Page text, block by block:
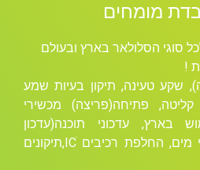
מומחים
סוגי הסלולאר בארץ ובעולם
!
שקע טעינה, תיקון בעיות שמע
קליטה, פתיחה(פריצה) מכשירי
בארץ, עדכוני תוכנה(עדכון
גירסה), תיקון נזקי מים, החלפת רכיבים ICׁ,תיקונים